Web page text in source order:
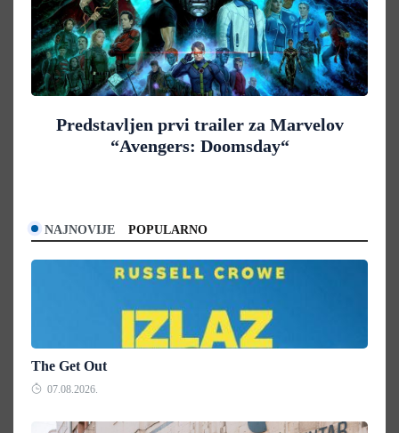
Predstavljen prvi trailer za Marvelov
“Avengers: Doomsday“
NAJNOVIJE POPULARNO
The Get Out
07.08.2026.